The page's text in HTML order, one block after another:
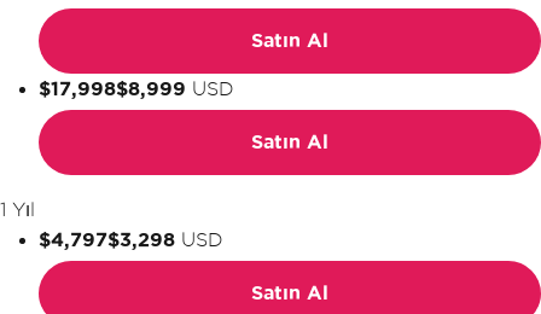
Satın Al
$17,998$8,999 USD
Satın Al
1 Yıl
$4,797$3,298 USD
Satın Al